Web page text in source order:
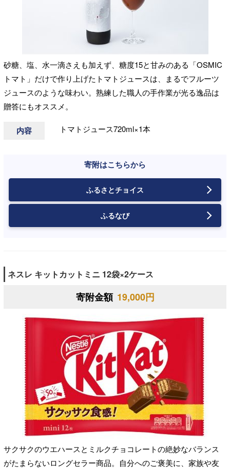
砂糖、塩、水一滴さえも加えず、糖度15と甘みのある「OSMIC
トマト」だけで作り上げたトマトジュースは、まるでフルーツ
ジュースのような味わい。熟練した職人の手作業が光る逸品は
贈答にもオススメ。
内容 トマトジュース720ml×1本
寄附はこちらから
ふるさとチョイス
ふるなび
ネスレ キットカットミニ 12袋×2ケース
寄附金額 19,000円
サクサクのウエハースとミルクチョコレートの絶妙なバランス
がたまらないロングセラー商品。自分へのご褒美に、家族や友